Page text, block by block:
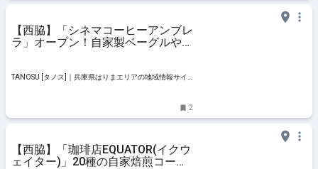
【西脇】「シネマコーヒーアンブレ
ラ」オープン！自家製ベーグルやス
TANOSU [タノス]｜兵庫県はりまエリアの地域情報サイ
2
【西脇】「珈琲店EQUATOR(イクウ
ェイター)」20種の自家焙煎コーヒ